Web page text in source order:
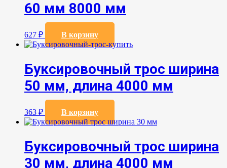
60 мм 8000 мм
627 ₽ В корзину
Буксировочный трос ширина
50 мм, длина 4000 мм
363 ₽ В корзину
Буксировочный трос ширина
30 мм, длина 4000 мм